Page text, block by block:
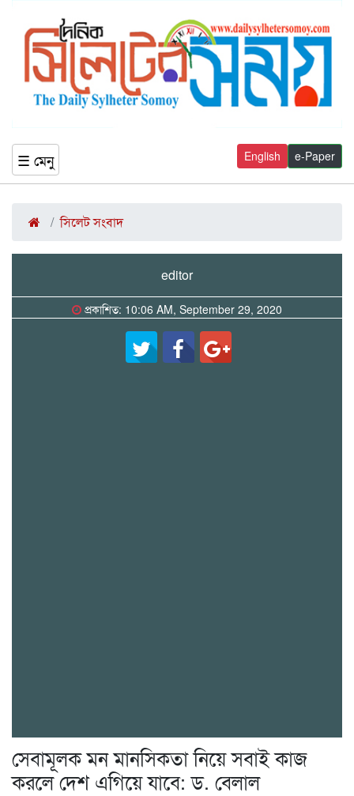
☰ মেনু e-Paper
English
সিলেট সংবাদ
editor
প্রকাশিত: 10:06 AM, September 29, 2020
সেবামূলক মন মানসিকতা নিয়ে সবাই কাজ
করলে দেশ এগিয়ে যাবে: ড. বেলাল